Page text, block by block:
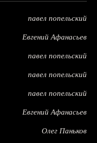
павел попельский
Евгений Афанасьев
павел попельский
павел попельский
павел попельский
Евгений Афанасьев
Олег Паньков